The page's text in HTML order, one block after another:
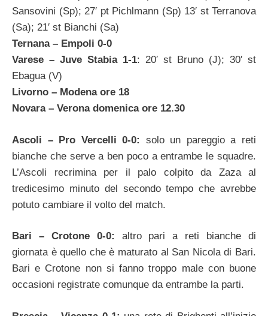
Sansovini (Sp); 27′ pt Pichlmann (Sp) 13′ st Terranova
(Sa); 21′ st Bianchi (Sa)
Ternana – Empoli 0-0
Varese – Juve Stabia 1-1: 20′ st Bruno (J); 30′ st
Ebagua (V)
Livorno – Modena ore 18
Novara – Verona domenica ore 12.30
Ascoli – Pro Vercelli 0-0: solo un pareggio a reti
bianche che serve a ben poco a entrambe le squadre.
L’Ascoli recrimina per il palo colpito da Zaza al
tredicesimo minuto del secondo tempo che avrebbe
potuto cambiare il volto del match.
Bari – Crotone 0-0: altro pari a reti bianche di
giornata è quello che è maturato al San Nicola di Bari.
Bari e Crotone non si fanno troppo male con buone
occasioni registrate comunque da entrambe la parti.